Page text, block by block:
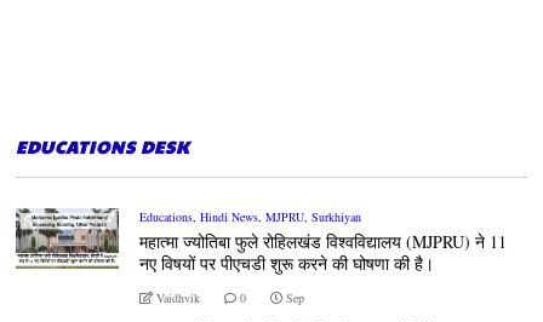
EDUCATIONS DESK
Educations, Hindi News, MJPRU, Surkhiyan
महात्मा ज्योतिबा फुले रोहिलखंड विश्वविद्यालय (MJPRU) ने 11
नए विषयों पर पीएचडी शुरू करने की घोषणा की है।
Vaidhvik 0 Sep